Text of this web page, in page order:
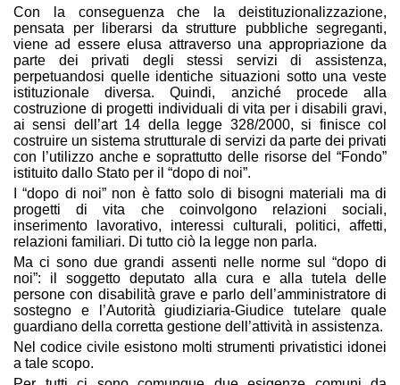
Con la conseguenza che la deistituzionalizzazione,
pensata per liberarsi da strutture pubbliche segreganti,
viene ad essere elusa attraverso una appropriazione da
parte dei privati degli stessi servizi di assistenza,
perpetuandosi quelle identiche situazioni sotto una veste
istituzionale diversa. Quindi, anziché procede alla
costruzione di progetti individuali di vita per i disabili gravi,
ai sensi dell’art 14 della legge 328/2000, si finisce col
costruire un sistema strutturale di servizi da parte dei privati
con l’utilizzo anche e soprattutto delle risorse del “Fondo”
istituito dallo Stato per il “dopo di noi”.
I “dopo di noi” non è fatto solo di bisogni materiali ma di
progetti di vita che coinvolgono relazioni sociali,
inserimento lavorativo, interessi culturali, politici, affetti,
relazioni familiari. Di tutto ciò la legge non parla.
Ma ci sono due grandi assenti nelle norme sul “dopo di
noi”: il soggetto deputato alla cura e alla tutela delle
persone con disabilità grave e parlo dell’amministratore di
sostegno e l’Autorità giudiziaria-Giudice tutelare quale
guardiano della corretta gestione dell’attività in assistenza.
Nel codice civile esistono molti strumenti privatistici idonei
a tale scopo.